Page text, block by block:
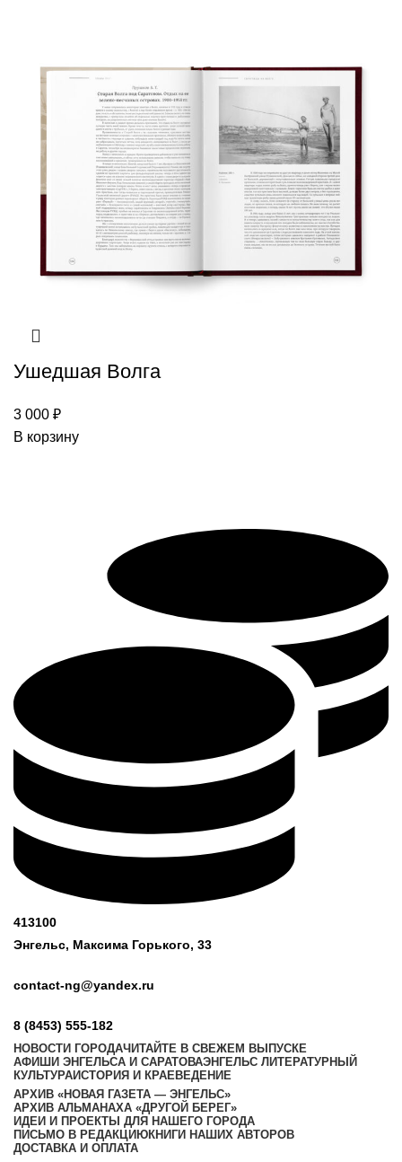
Ушедшая Волга
3 000 ₽
В корзину
413100
Энгельс, Максима Горького, 33
contact-ng@yandex.ru
8 (8453) 555-182
НОВОСТИ ГОРОДАЧИТАЙТЕ В СВЕЖЕМ ВЫПУСКЕ
АФИШИ ЭНГЕЛЬСА И САРАТОВАЭНГЕЛЬС ЛИТЕРАТУРНЫЙ
КУЛЬТУРАИСТОРИЯ И КРАЕВЕДЕНИЕ
АРХИВ «НОВАЯ ГАЗЕТА — ЭНГЕЛЬС»
АРХИВ АЛЬМАНАХА «ДРУГОЙ БЕРЕГ»
ИДЕИ И ПРОЕКТЫ ДЛЯ НАШЕГО ГОРОДА
ПИСЬМО В РЕДАКЦИЮКНИГИ НАШИХ АВТОРОВ
ДОСТАВКА И ОПЛАТА